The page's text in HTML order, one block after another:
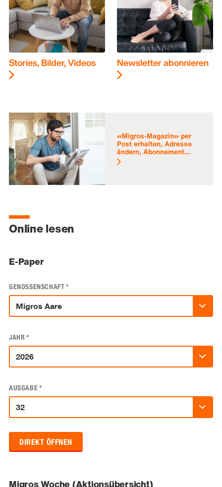
Stories, Bilder, Videos Newsletter abonnieren
«Migros-Magazin» per
Post erhalten, Adresse
ändern, Abonnement...
Online lesen
E-Paper
GENOSSENSCHAFT*
JAHR*
AUSGABE*
DIREKT ÖFFNEN
Migros Woche (Aktionsübersicht)